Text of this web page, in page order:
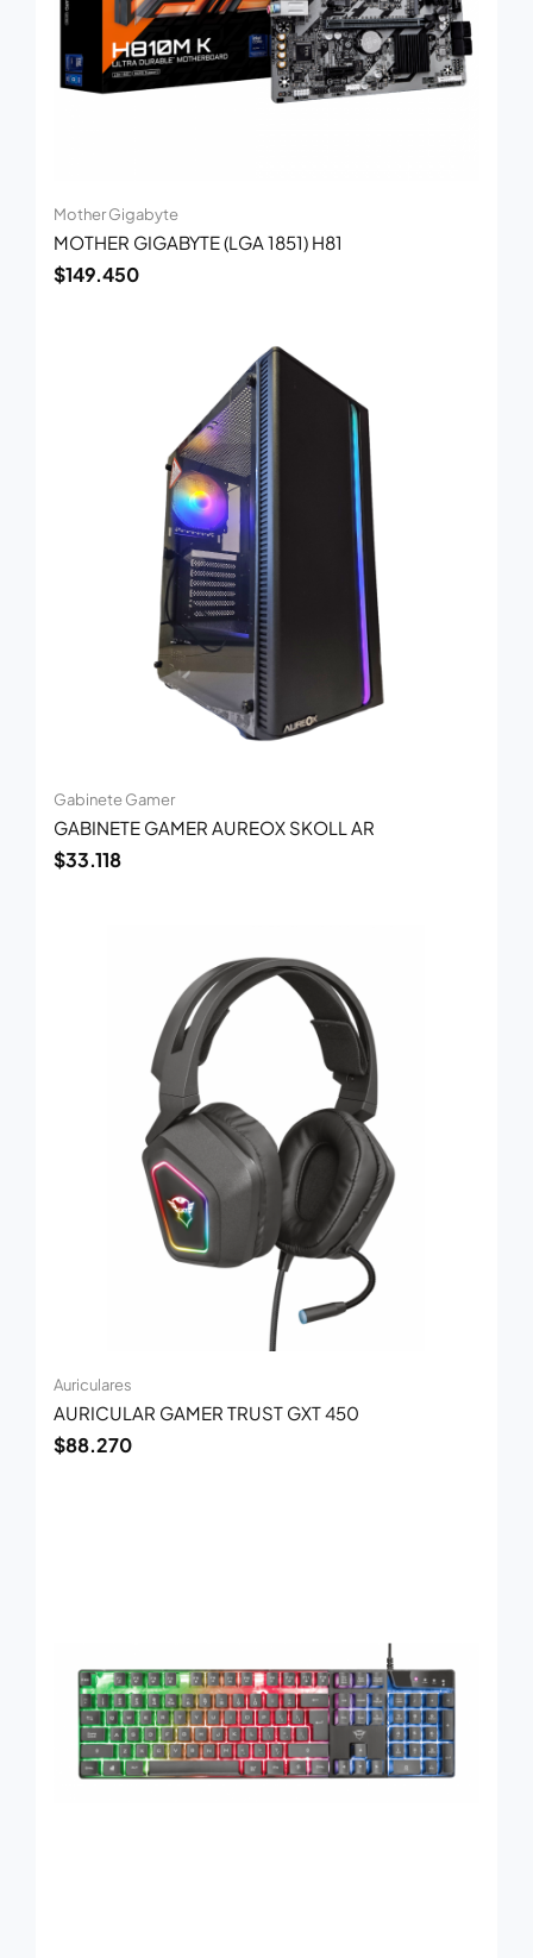
Mother Gigabyte
MOTHER GIGABYTE (LGA 1851) H81
$149.450
Gabinete Gamer
GABINETE GAMER AUREOX SKOLL AR
$33.118
Auriculares
AURICULAR GAMER TRUST GXT 450
$88.270